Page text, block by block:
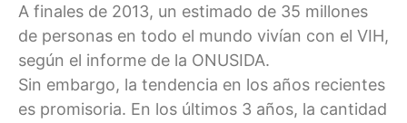
A finales de 2013, un estimado de 35 millones
de personas en todo el mundo vivían con el VIH,
según el informe de la ONUSIDA.
Sin embargo, la tendencia en los años recientes
es promisoria. En los últimos 3 años, la cantidad